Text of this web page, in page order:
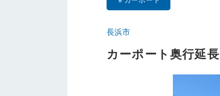
長浜市
カーポート奥行延